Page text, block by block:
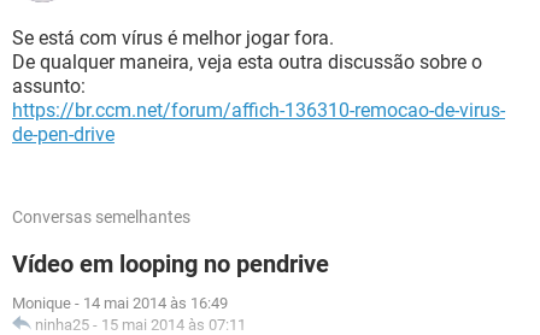
Se está com vírus é melhor jogar fora.
De qualquer maneira, veja esta outra discussão sobre o
assunto:
https://br.ccm.net/forum/affich-136310-remocao-de-virus-
de-pen-drive
Conversas semelhantes
Vídeo em looping no pendrive
Monique - 14 mai 2014 às 16:49
ninha25 - 15 mai 2014 às 07:11